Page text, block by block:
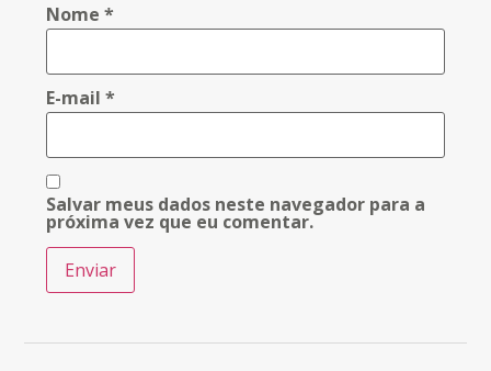
Nome*
E-mail*
Salvar meus dados neste navegador para a
próxima vez que eu comentar.